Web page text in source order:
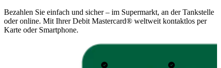
Bezahlen Sie einfach und sicher – im Supermarkt, an der Tankstelle
oder online. Mit Ihrer Debit Mastercard® weltweit kontaktlos per
Karte oder Smartphone.